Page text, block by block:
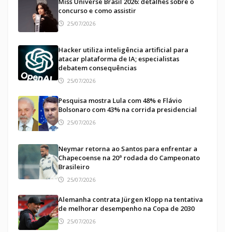
concurso e como assistir
25/07/2026
Hacker utiliza inteligência artificial para
atacar plataforma de IA; especialistas
debatem consequências
25/07/2026
Pesquisa mostra Lula com 48% e Flávio
Bolsonaro com 43% na corrida presidencial
25/07/2026
Neymar retorna ao Santos para enfrentar a
Chapecoense na 20ª rodada do Campeonato
Brasileiro
25/07/2026
Alemanha contrata Jürgen Klopp na tentativa
de melhorar desempenho na Copa de 2030
25/07/2026